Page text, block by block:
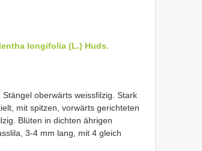
longifolia (L.) Huds.
oberwärts weissfilzig. Stark
mit spitzen, vorwärts gerichteten
Blüten in dichten ährigen
3-4 mm lang, mit 4 gleich